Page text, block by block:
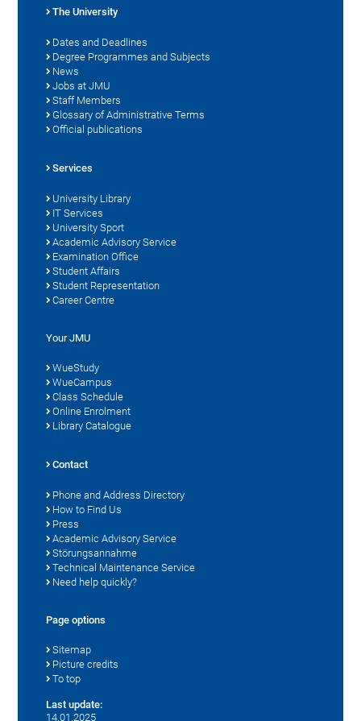
The University
Dates and Deadlines
Degree Programmes and Subjects
News
Jobs at JMU
Staff Members
Glossary of Administrative Terms
Official publications
Services
University Library
IT Services
University Sport
Academic Advisory Service
Examination Office
Student Affairs
Student Representation
Career Centre
Your JMU
WueStudy
WueCampus
Class Schedule
Online Enrolment
Library Catalogue
Contact
Phone and Address Directory
How to Find Us
Press
Academic Advisory Service
Störungsannahme
Technical Maintenance Service
Need help quickly?
Page options
Sitemap
Picture credits
To top
Last update:
14.01.2025